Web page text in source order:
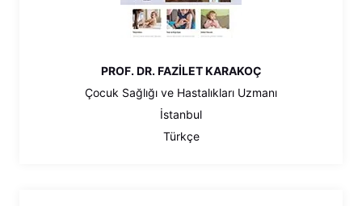
PROF. DR. FAZİLET KARAKOÇ
Çocuk Sağlığı ve Hastalıkları Uzmanı
İstanbul
Türkçe